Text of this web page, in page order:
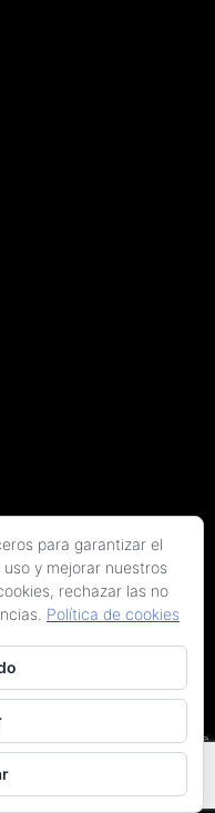
Construcción S.L.P. | Todos los
Next Generation (EU) del Plan de
y Resiliencia.
para garantizar el
y mejorar nuestros
rechazar las no
Política de cookies